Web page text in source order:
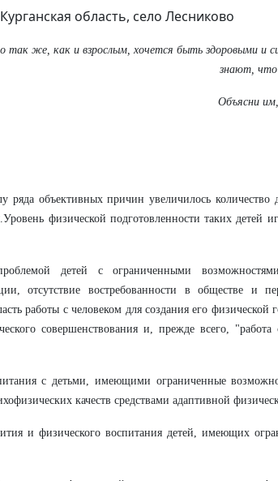
область, село Лесниково
так же, как и взрослым, хочется быть здоровыми и
знают, что
Объясни
ряда объективных причин увеличилось количество
физической подготовленности таких детей
детей с ограниченными возможностями
отсутствие востребованности в обществе и
работы с человеком для создания его
совершенствования и, прежде всего,
с детьми, имеющими ограниченные
качеств средствами адаптивной
и физического воспитания детей, имеющих